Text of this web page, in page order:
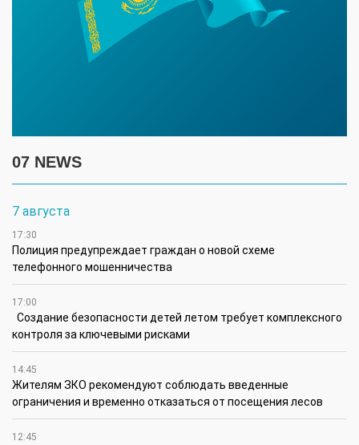
07 NEWS
7 августа
17:30
Полиция предупреждает граждан о новой схеме
телефонного мошенничества
17:00
Создание безопасности детей летом требует комплексного
контроля за ключевыми рисками
14:45
Жителям ЗКО рекомендуют соблюдать введенные
ограничения и временно отказаться от посещения лесов
12:45